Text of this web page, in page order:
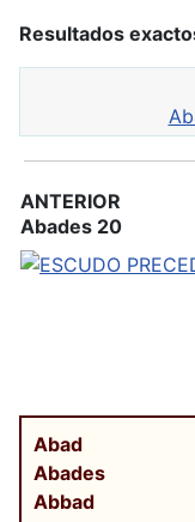
Resultados
ANTERIOR
Abades 20
Abad
Abades
Abbad